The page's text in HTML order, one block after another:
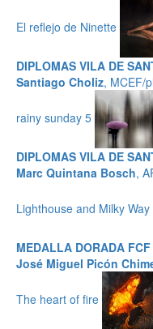
El reflejo de Ninette
DIPLOMAS VILA DE
Santiago Choliz, MCEF/
rainy sunday 5
DIPLOMAS VILA DE
Marc Quintana Bosch,
Lighthouse and Milky Way
MEDALLA DORADA FCF
José Miguel Picón
The heart of fire